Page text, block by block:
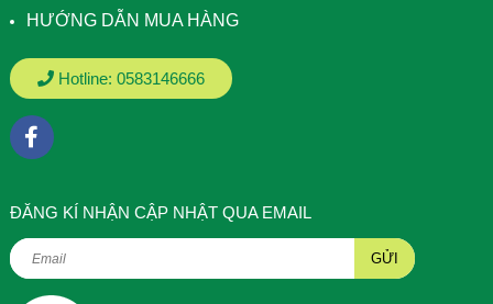
HƯỚNG DẪN MUA HÀNG
Hotline: 0583146666
ÐĂNG KÍ NHẬN CẬP NHẬT QUA EMAIL
GỬI